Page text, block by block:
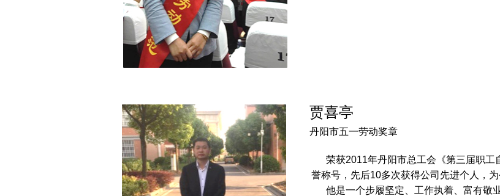
贾喜亭
丹阳市五一劳动奖章
荣获2011年丹阳市总工会《第三届职工
誉称号，先后10多次获得公司先进个人，
他是一个步履坚定、工作执着、富有敬